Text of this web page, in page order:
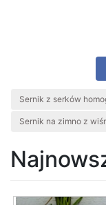
Sernik z serków
Sernik na zimno z